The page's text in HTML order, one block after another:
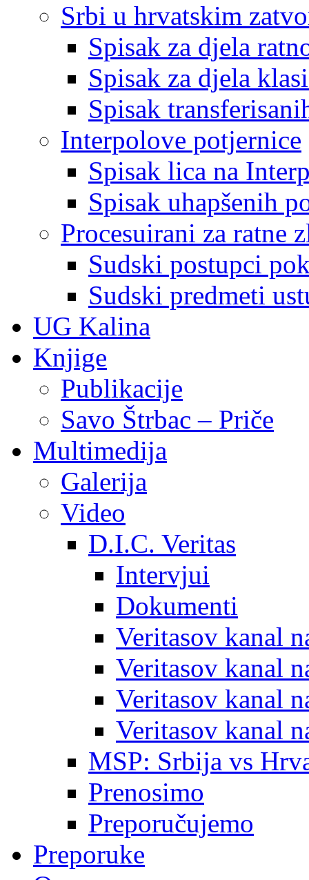
Srbi u hrvatskim
Spisak za djela
Spisak za djela
Spisak
Interpolove potjernice
Spisak lica na
Spisak uhapšenih
Procesuirani za ratne
Sudski postupci
Sudski predmeti
UG Kalina
Knjige
Publikacije
Savo Štrbac – Priče
Multimedija
Galerija
Video
D.I.C. Veritas
Intervjui
Dokumenti
Veritasov kanal
Veritasov kanal
Veritasov kanal
Veritasov kanal
MSP: Srbija vs
Prenosimo
Preporučujemo
Preporuke